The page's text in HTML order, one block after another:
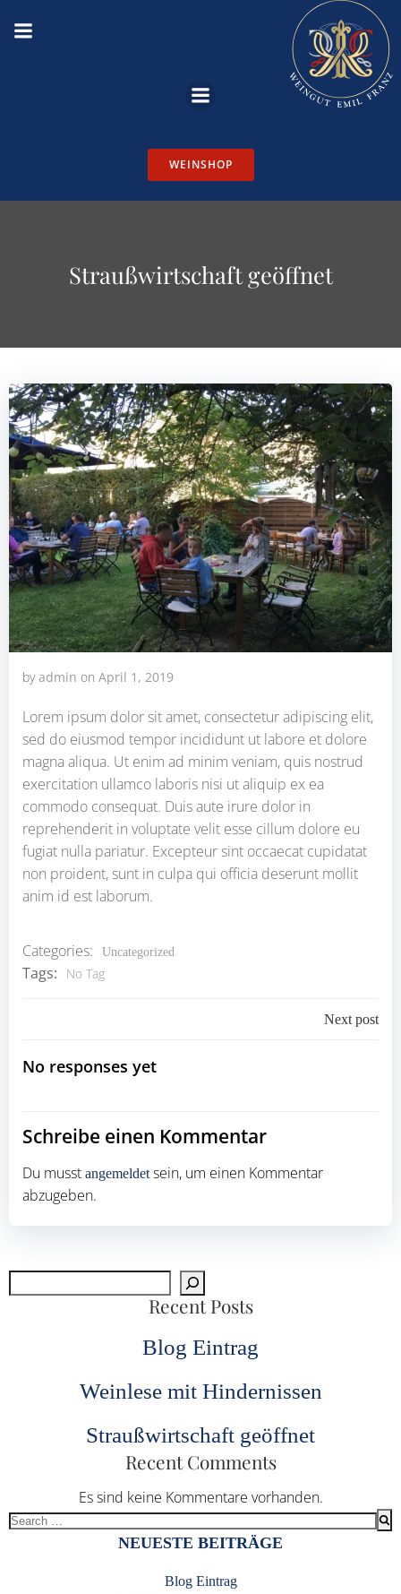
WEINSHOP
Straußwirtschaft geöffnet
byadmin on April 1, 2019
Lorem ipsum dolor sit amet, consectetur adipiscing elit,
sed do eiusmod tempor incididunt ut labore et dolore
magna aliqua. Ut enim ad minim veniam, quis nostrud
exercitation ullamco laboris nisi ut aliquip ex ea
commodo consequat. Duis aute irure dolor in
reprehenderit in voluptate velit esse cillum dolore eu
fugiat nulla pariatur. Excepteur sint occaecat cupidatat
non proident, sunt in culpa qui officia deserunt mollit
anim id est laborum.
Categories: Uncategorized
Tags: No Tag
Next post
No responses yet
Schreibe einen Kommentar
Du musst angemeldetsein, um einen Kommentar
abzugeben.
Recent Posts
Blog Eintrag
Weinlese mit Hindernissen
Straußwirtschaft geöffnet
Recent Comments
Es sind keine Kommentare vorhanden.
Search
NEUESTE BEITRÄGE
Blog Eintrag